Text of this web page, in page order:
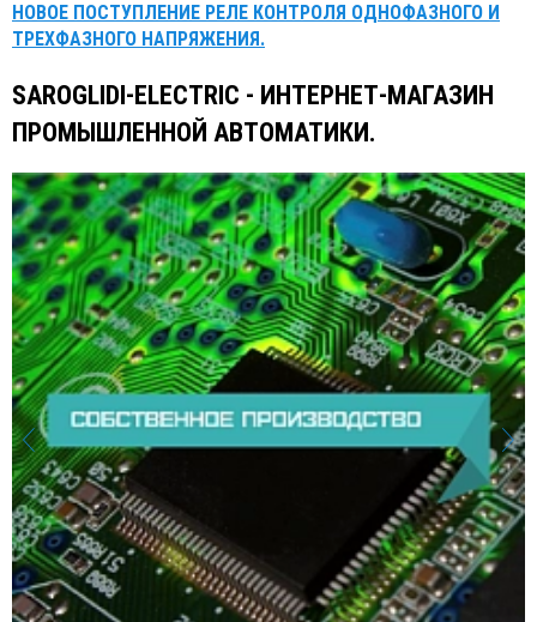
НОВОЕ ПОСТУПЛЕНИЕ РЕЛЕ КОНТРОЛЯ ОДНОФАЗНОГО И
ТРЕХФАЗНОГО НАПРЯЖЕНИЯ.
SAROGLIDI-ELECTRIC - ИНТЕРНЕТ-МАГАЗИН
ПРОМЫШЛЕННОЙ АВТОМАТИКИ.